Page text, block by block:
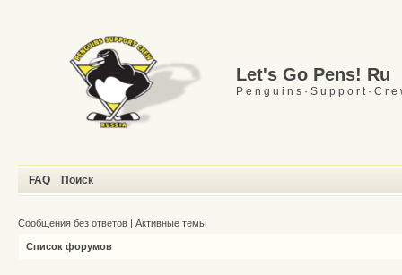
Let's Go Pens! Ru
P e n g u i n s · S u p p o r t · C r e
FAQ Поиск
Сообщения без ответов | Активные темы
Список форумов